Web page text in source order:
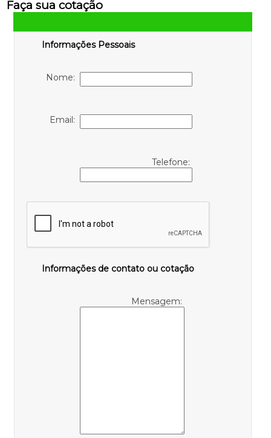
Faça sua cotação
Informações Pessoais
Nome:
Email:
Telefone:
Informações de contato ou cotação
Mensagem: